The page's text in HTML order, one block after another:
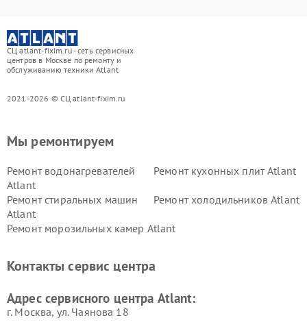
СЦ atlant-fixim.ru - сеть сервисных
центров в Москве по ремонту и
обслуживанию техники Atlant
2021-2026 © СЦ atlant-fixim.ru
Мы ремонтируем
Ремонт водонагревателей
Atlant
Ремонт кухонных плит Atlant
Ремонт стиральных машин
Atlant
Ремонт холодильников Atlant
Ремонт морозильных камер Atlant
Контакты сервис центра
Адрес сервисного центра Atlant:
г. Москва, ул. Чаянова 18